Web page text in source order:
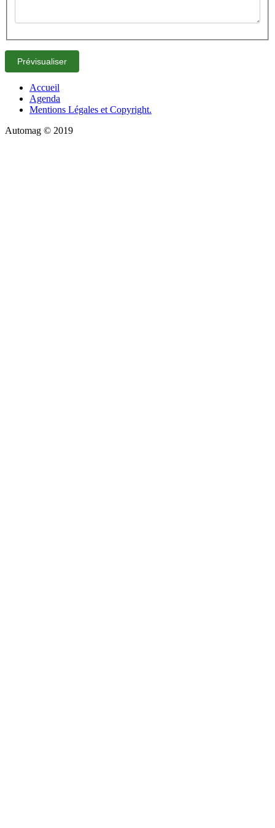
Accueil
Agenda
Mentions Légales et Copyright.
Automag © 2019